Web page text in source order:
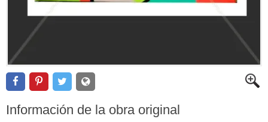
Información de la obra original